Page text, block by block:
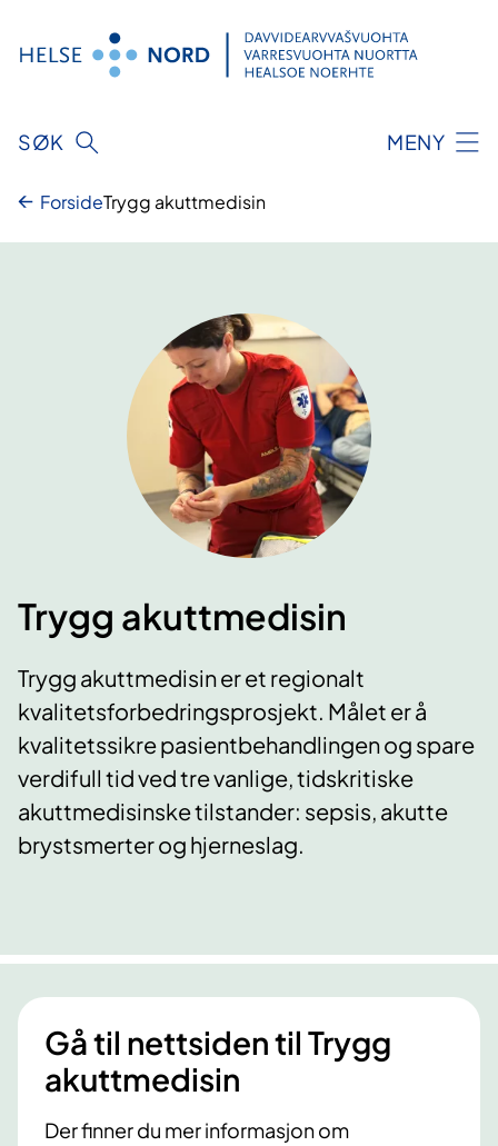
innhold
SØK MENY
ForsideTrygg akuttmedisin
Trygg akuttmedisin
Trygg akuttmedisin er et regionalt
kvalitetsforbedringsprosjekt. Målet er å
kvalitetssikre pasientbehandlingen og spare
verdifull tid ved tre vanlige, tidskritiske
akuttmedisinske tilstander: sepsis, akutte
brystsmerter og hjerneslag.
Gå til nettsiden til Trygg
akuttmedisin
Der finner du mer informasjon om